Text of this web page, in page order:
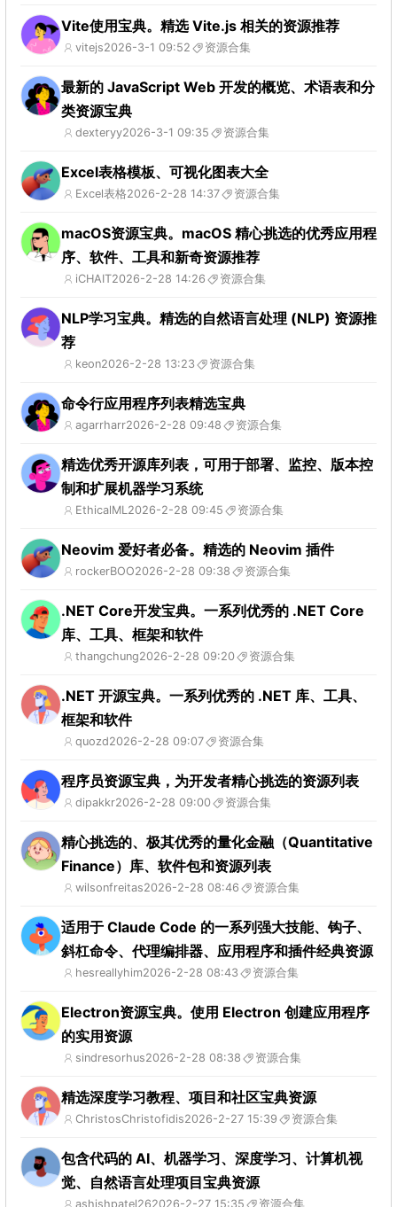
Vite使用宝典。精选 Vite.js 相关的资源推荐
vitejs2026-3-1 09:52 资源合集
最新的 JavaScript Web 开发的概览、术语表和分
类资源宝典
dexteryy2026-3-1 09:35 资源合集
Excel表格模板、可视化图表大全
Excel表格2026-2-28 14:37 资源合集
macOS资源宝典。macOS 精心挑选的优秀应用程
序、软件、工具和新奇资源推荐
iCHAIT2026-2-28 14:26 资源合集
NLP学习宝典。精选的自然语言处理 (NLP) 资源推
荐
keon2026-2-28 13:23 资源合集
命令行应用程序列表精选宝典
agarrharr2026-2-28 09:48 资源合集
精选优秀开源库列表，可用于部署、监控、版本控
制和扩展机器学习系统
EthicalML2026-2-28 09:45 资源合集
Neovim 爱好者必备。精选的 Neovim 插件
rockerBOO2026-2-28 09:38 资源合集
.NET Core开发宝典。一系列优秀的 .NET Core
库、工具、框架和软件
thangchung2026-2-28 09:20 资源合集
.NET 开源宝典。一系列优秀的 .NET 库、工具、
框架和软件
quozd2026-2-28 09:07 资源合集
程序员资源宝典，为开发者精心挑选的资源列表
dipakkr2026-2-28 09:00 资源合集
精心挑选的、极其优秀的量化金融（Quantitative
Finance）库、软件包和资源列表
wilsonfreitas2026-2-28 08:46 资源合集
适用于 Claude Code 的一系列强大技能、钩子、
斜杠命令、代理编排器、应用程序和插件经典资源
hesreallyhim2026-2-28 08:43 资源合集
Electron资源宝典。使用 Electron 创建应用程序
的实用资源
sindresorhus2026-2-28 08:38 资源合集
精选深度学习教程、项目和社区宝典资源
ChristosChristofidis2026-2-27 15:39 资源合集
包含代码的 AI、机器学习、深度学习、计算机视
觉、自然语言处理项目宝典资源
ashishpatel262026-2-27 15:35 资源合集